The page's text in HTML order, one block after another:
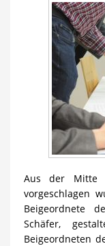
Aus der Mitte
vorgeschlagen
Beigeordnete
Schäfer,
Beigeordneten